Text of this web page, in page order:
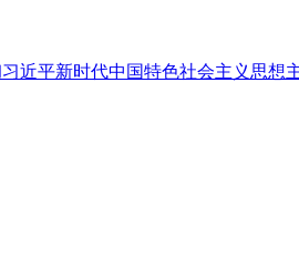
近平新时代中国特色社会主义思想